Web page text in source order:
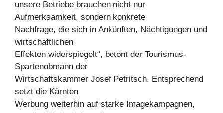
unsere Betriebe brauchen nicht nur
Aufmerksamkeit, sondern konkrete
Nachfrage, die sich in Ankünften, Nächtigungen und
wirtschaftlichen
Effekten widerspiegelt“, betont der Tourismus-
Spartenobmann der
Wirtschaftskammer Josef Petritsch. Entsprechend
setzt die Kärnten
Werbung weiterhin auf starke Imagekampagnen,